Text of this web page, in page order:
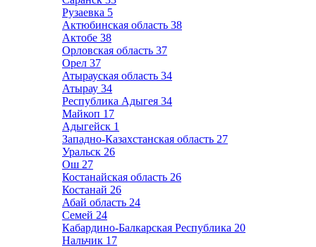
Рузаевка 5
Актюбинская область 38
Актобе 38
Орловская область 37
Орел 37
Атырауская область 34
Атырау 34
Республика Адыгея 34
Майкоп 17
Адыгейск 1
Западно-Казахстанская область 27
Уральск 26
Ош 27
Костанайская область 26
Костанай 26
Абай область 24
Семей 24
Кабардино-Балкарская Республика 20
Нальчик 17